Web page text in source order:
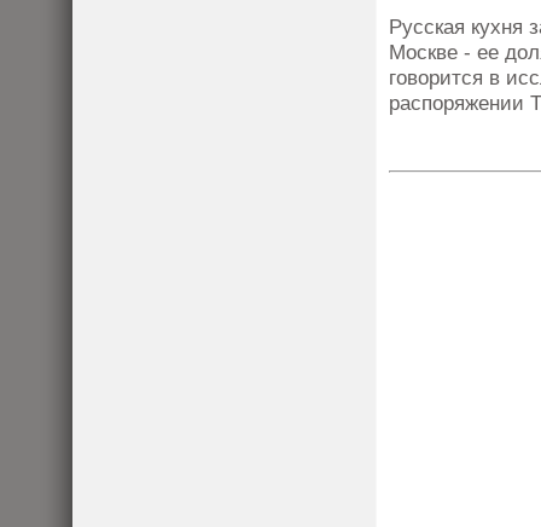
Русская кухня
Москве - ее
говорится в
распоряжении